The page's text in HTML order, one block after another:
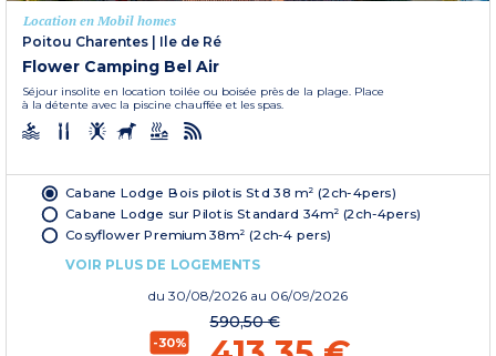
Location en Mobil homes
Poitou Charentes
Ile de Ré
Flower Camping Bel Air
Séjour insolite en location toilée ou boisée près de la plage. Place
à la détente avec la piscine chauffée et les spas.
Cabane Lodge Bois pilotis Std 38 m² (2ch-4pers)
Cabane Lodge sur Pilotis Standard 34m² (2ch-4pers)
Cosyflower Premium 38m² (2ch-4 pers)
VOIR PLUS DE LOGEMENTS
du 30/08/2026 au 06/09/2026
-30%
590,50 €